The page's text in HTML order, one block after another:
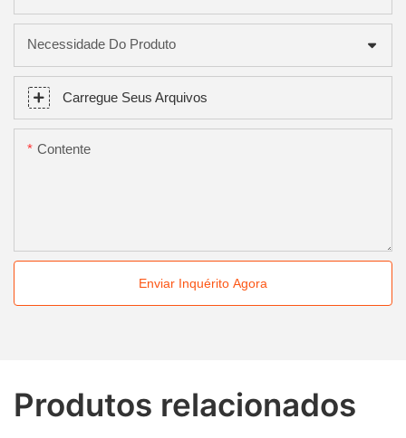
Necessidade Do Produto
Carregue Seus Arquivos
Contente
Enviar Inquérito Agora
Produtos relacionados